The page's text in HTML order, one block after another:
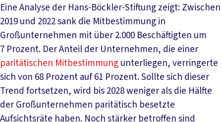
Eine Analyse der Hans-Böckler-Stiftung zeigt: Zwischen
2019 und 2022 sank die Mitbestimmung in
Großunternehmen mit über 2.000 Beschäftigten um
7 Prozent. Der Anteil der Unternehmen, die einer
paritätischen Mitbestimmungunterliegen, verringerte
sich von 68 Prozent auf 61 Prozent. Sollte sich dieser
Trend fortsetzen, wird bis 2028 weniger als die Hälfte
der Großunternehmen paritätisch besetzte
Aufsichtsräte haben. Noch stärker betroffen sind